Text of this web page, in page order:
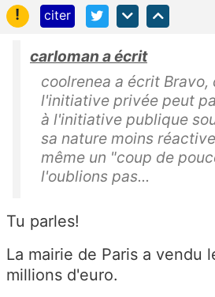
!
citer
carloman a écrit
coolrenea a écrit Bravo,
l'initiative privée peut
à l'initiative publique
sa nature moins
même un "coup de
l'oublions pas...
Tu parles!
La mairie de Paris a vendu
millions d'euro.